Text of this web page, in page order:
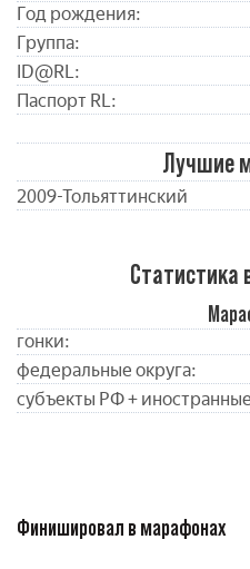
Год рождения:
Группа:
ID@RL:
Паспорт RL:
Лучшие
2009-Тольяттинский
Статистика
гонки:
федеральные округа:
субъекты РФ +
Финишировал в марафонах